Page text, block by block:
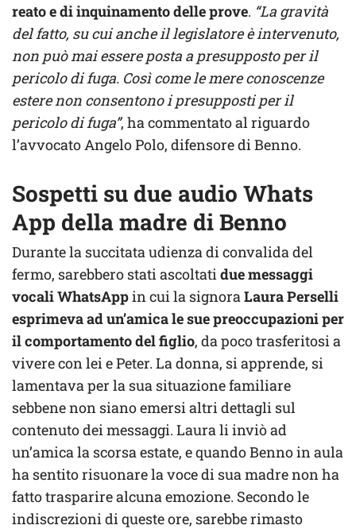
reato e di inquinamento delle prove. “La gravità
del fatto, su cui anche il legislatore è intervenuto,
non può mai essere posta a presupposto per il
pericolo di fuga. Così come le mere conoscenze
estere non consentono i presupposti per il
pericolo di fuga”, ha commentato al riguardo
l’avvocato Angelo Polo, difensore di Benno.
Sospetti su due audio Whats
App della madre di Benno
Durante la succitata udienza di convalida del
fermo, sarebbero stati ascoltati due messaggi
vocali WhatsAppin cui la signora Laura Perselli
esprimeva ad un’amica le sue preoccupazioni per
il comportamento del figlio, da poco trasferitosi a
vivere con lei e Peter. La donna, si apprende, si
lamentava per la sua situazione familiare
sebbene non siano emersi altri dettagli sul
contenuto dei messaggi. Laura li inviò ad
un’amica la scorsa estate, e quando Benno in aula
ha sentito risuonare la voce di sua madre non ha
fatto trasparire alcuna emozione. Secondo le
indiscrezioni di queste ore, sarebbe rimasto